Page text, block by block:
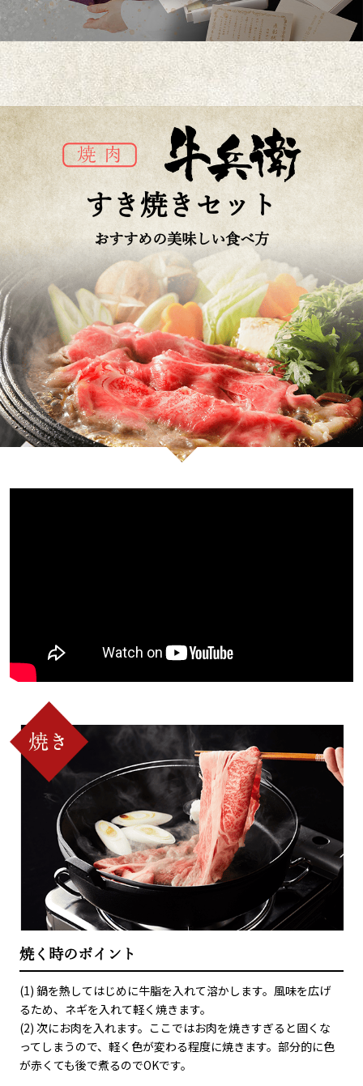
すき焼きセット
おすすめの美味しい食べ方
焼く時のポイント
(1) 鍋を熱してはじめに牛脂を入れて溶かします。風味を広げ
るため、ネギを入れて軽く焼きます。
(2) 次にお肉を入れます。ここではお肉を焼きすぎると固くな
ってしまうので、軽く色が変わる程度に焼きます。部分的に色
が赤くても後で煮るのでOKです。